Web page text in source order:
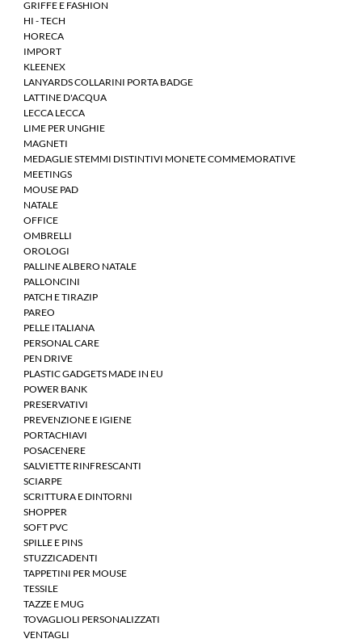
GRIFFE E FASHION
HI - TECH
HORECA
IMPORT
KLEENEX
LANYARDS COLLARINI PORTA BADGE
LATTINE D'ACQUA
LECCA LECCA
LIME PER UNGHIE
MAGNETI
MEDAGLIE STEMMI DISTINTIVI MONETE COMMEMORATIVE
MEETINGS
MOUSE PAD
NATALE
OFFICE
OMBRELLI
OROLOGI
PALLINE ALBERO NATALE
PALLONCINI
PATCH E TIRAZIP
PAREO
PELLE ITALIANA
PERSONAL CARE
PEN DRIVE
PLASTIC GADGETS MADE IN EU
POWER BANK
PRESERVATIVI
PREVENZIONE E IGIENE
PORTACHIAVI
POSACENERE
SALVIETTE RINFRESCANTI
SCIARPE
SCRITTURA E DINTORNI
SHOPPER
SOFT PVC
SPILLE E PINS
STUZZICADENTI
TAPPETINI PER MOUSE
TESSILE
TAZZE E MUG
TOVAGLIOLI PERSONALIZZATI
VENTAGLI